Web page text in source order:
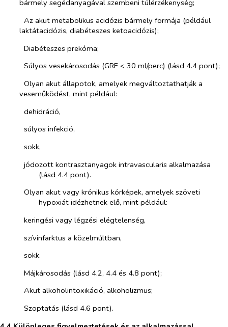
bármely segédanyagával szembeni túlérzékenység;
Az akut metabolikus acidózis bármely formája (például
laktátacidózis, diabéteszes ketoacidózis);
Diabéteszes prekóma;
Súlyos vesekárosodás (GRF < 30 ml/perc) (lásd 4.4 pont);
Olyan akut állapotok, amelyek megváltoztathatják a
veseműködést, mint például:
dehidráció,
súlyos infekció,
sokk,
jódozott kontrasztanyagok intravascularis alkalmazása
(lásd 4.4 pont).
Olyan akut vagy krónikus kórképek, amelyek szöveti
hypoxiát idézhetnek elő, mint például:
keringési vagy légzési elégtelenség,
szívinfarktus a közelmúltban,
sokk.
Májkárosodás (lásd 4.2, 4.4 és 4.8 pont);
Akut alkoholintoxikáció, alkoholizmus;
Szoptatás (lásd 4.6 pont).